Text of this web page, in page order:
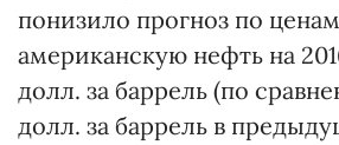
понизило прогноз по
американскую нефть на
долл. за баррель (по
долл. за баррель в